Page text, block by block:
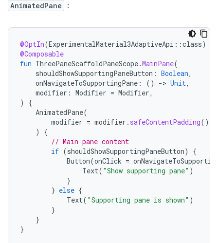
AnimatedPane ：
@OptIn(ExperimentalMaterial3AdaptiveApi ::class)
@Composable
fun ThreePaneScaffoldPaneScope.MainPane(
shouldShowSupportingPaneButton : Boolean,
onNavigateToSupportingPane : () -> Unit,
modifier : Modifier = Modifier,
)
{
AnimatedPane(
modifier = modifier . safeContentPadding()
)
{
// Main pane content
if (shouldShowSupportingPaneButton)
{
Button(onClick =
Text( "Show supporting pane" )
}
} else {
Text( "Supporting pane is shown" )
}
}
}